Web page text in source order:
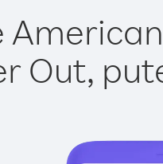
Out,